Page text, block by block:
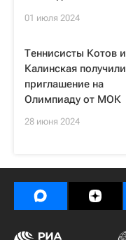
01 июля 2024
Теннисисты Котов и
Калинская получили
приглашение на
Олимпиаду от МОК
28 июня 2024